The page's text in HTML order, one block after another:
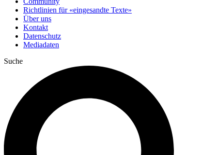
Richtlinien für «eingesandte Texte»
Über uns
Kontakt
Datenschutz
Mediadaten
Suche